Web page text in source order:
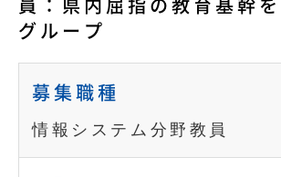
員：県内屈指の教育基幹
グループ
募集職種
情報システム分野教員